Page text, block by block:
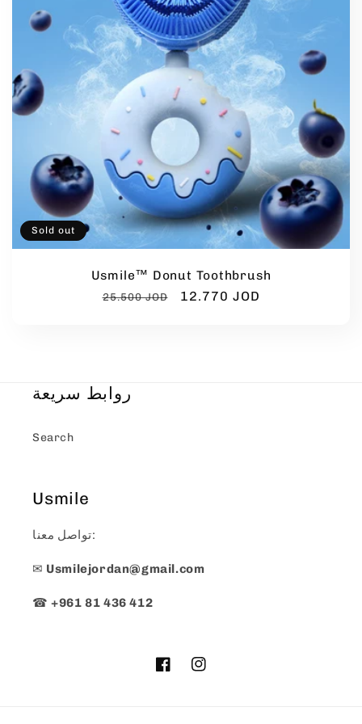
i
o
Sold out
Usmile™ Donut Toothbrush
Regular
25.500 JOD
Sale
12.770 JOD
روابط سريعة
Search
Usmile
تواصل معنا:
✉ Usmilejordan@gmail.com
☎+961 81 436 412
FacebookInstagram